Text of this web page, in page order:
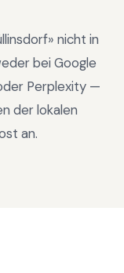
» nicht in
bei Google
Perplexity —
der lokalen
an.